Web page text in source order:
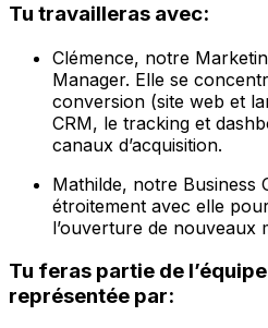
Tu travailleras avec:
Clémence, notre
Manager. Elle se
conversion (site web et
CRM, le tracking et
canaux d’acquisition.
Mathilde, notre Business
étroitement avec elle
l’ouverture de nouveaux
Tu feras partie de
représentée par: